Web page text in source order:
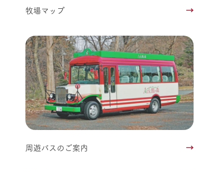
牧場マップ
周遊バスのご案内